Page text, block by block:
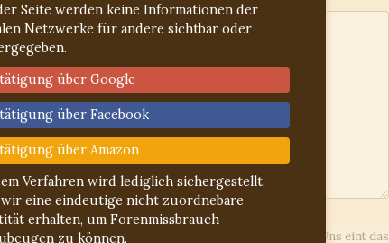
Seite werden keine Informationen der
Netzwerke für andere sichtbar oder
über Google
über Facebook
über Amazon
Verfahren wird lediglich sichergestellt,
wir eine eindeutige nicht zuordnebare
erhalten, um Forenmissbrauch
zu können.
gelesen
Forum, d.h. jeder Beteiligte arbeitet hier unentgeltlich. Uns eint das